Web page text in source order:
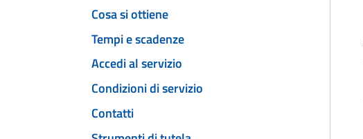
Cosa si ottiene
Tempi e scadenze
Accedi al servizio
Condizioni di servizio
Contatti